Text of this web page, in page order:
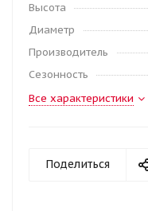
Высота
Диаметр
Производитель
Сезонность
Все характеристики
Поделиться